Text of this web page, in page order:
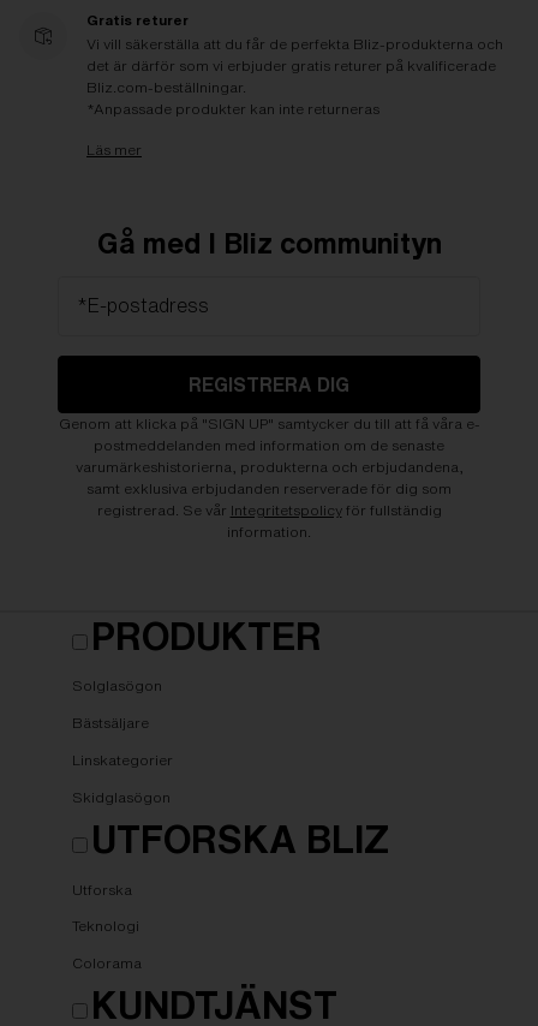
Gratis returer
Vi vill säkerställa att du får de perfekta Bliz-produkterna och
det är därför som vi erbjuder gratis returer på kvalificerade
Bliz.com-beställningar.
*Anpassade produkter kan inte returneras
Läs mer
Gå med I Bliz communityn
*E-postadress
REGISTRERA DIG
Genom att klicka på "SIGN UP" samtycker du till att få våra e-
postmeddelanden med information om de senaste
varumärkeshistorierna, produkterna och erbjudandena,
samt exklusiva erbjudanden reserverade för dig som
registrerad. Se vår Integritetspolicyför fullständig
information.
PRODUKTER
Solglasögon
Bästsäljare
Linskategorier
Skidglasögon
UTFORSKA BLIZ
Utforska
Teknologi
Colorama
KUNDTJÄNST